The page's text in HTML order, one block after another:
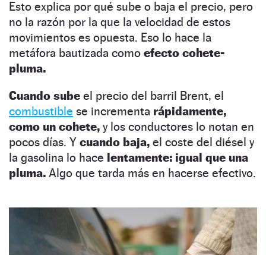
Esto explica por qué sube o baja el precio, pero
no la razón por la que la velocidad de estos
movimientos es opuesta. Eso lo hace la
metáfora bautizada como efecto cohete-
pluma.
Cuando sube el precio del barril Brent, el
combustible se incrementa rápidamente,
como un cohete, y los conductores lo notan en
pocos días. Y cuando baja, el coste del diésel y
la gasolina lo hace lentamente: igual que una
pluma. Algo que tarda más en hacerse efectivo.